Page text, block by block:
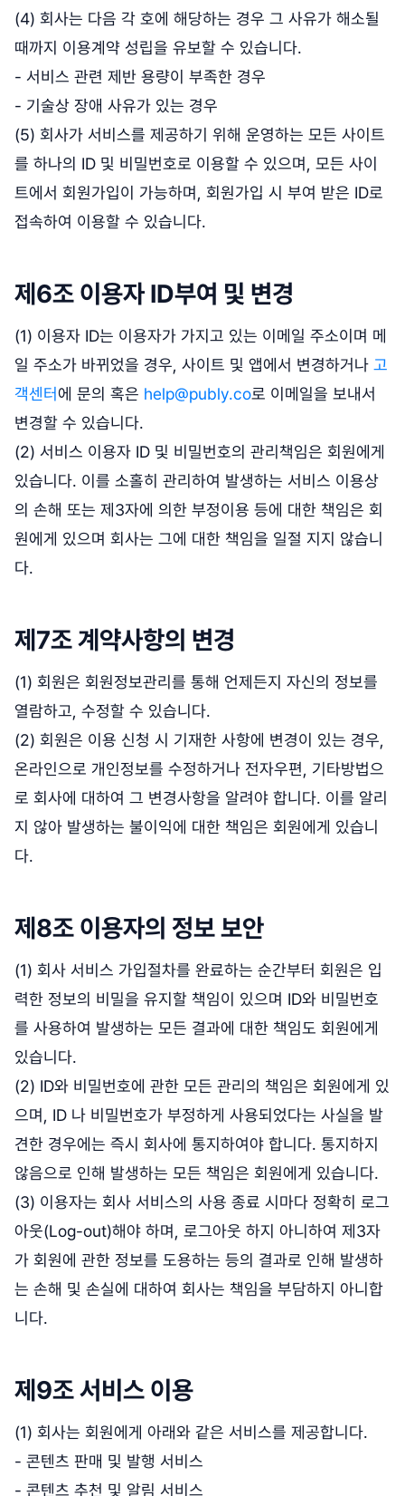
(4) 회사는 다음 각 호에 해당하는 경우 그 사유가 해소될
때까지 이용계약 성립을 유보할 수 있습니다.
- 서비스 관련 제반 용량이 부족한 경우
- 기술상 장애 사유가 있는 경우
(5) 회사가 서비스를 제공하기 위해 운영하는 모든 사이트
를 하나의 ID 및 비밀번호로 이용할 수 있으며, 모든 사이
트에서 회원가입이 가능하며, 회원가입 시 부여 받은 ID로
접속하여 이용할 수 있습니다.
제6조 이용자 ID부여 및 변경
(1) 이용자 ID는 이용자가 가지고 있는 이메일 주소이며 메
일 주소가 바뀌었을 경우, 사이트 및 앱에서 변경하거나 고
객센터에 문의 혹은 help@publy.co로 이메일을 보내서
변경할 수 있습니다.
(2) 서비스 이용자 ID 및 비밀번호의 관리책임은 회원에게
있습니다. 이를 소홀히 관리하여 발생하는 서비스 이용상
의 손해 또는 제3자에 의한 부정이용 등에 대한 책임은 회
원에게 있으며 회사는 그에 대한 책임을 일절 지지 않습니
다.
제7조 계약사항의 변경
(1) 회원은 회원정보관리를 통해 언제든지 자신의 정보를
열람하고, 수정할 수 있습니다.
(2) 회원은 이용 신청 시 기재한 사항에 변경이 있는 경우,
온라인으로 개인정보를 수정하거나 전자우편, 기타방법으
로 회사에 대하여 그 변경사항을 알려야 합니다. 이를 알리
지 않아 발생하는 불이익에 대한 책임은 회원에게 있습니
다.
제8조 이용자의 정보 보안
(1) 회사 서비스 가입절차를 완료하는 순간부터 회원은 입
력한 정보의 비밀을 유지할 책임이 있으며 ID와 비밀번호
를 사용하여 발생하는 모든 결과에 대한 책임도 회원에게
있습니다.
(2) ID와 비밀번호에 관한 모든 관리의 책임은 회원에게 있
으며, ID 나 비밀번호가 부정하게 사용되었다는 사실을 발
견한 경우에는 즉시 회사에 통지하여야 합니다. 통지하지
않음으로 인해 발생하는 모든 책임은 회원에게 있습니다.
(3) 이용자는 회사 서비스의 사용 종료 시마다 정확히 로그
아웃(Log-out)해야 하며, 로그아웃 하지 아니하여 제3자
가 회원에 관한 정보를 도용하는 등의 결과로 인해 발생하
는 손해 및 손실에 대하여 회사는 책임을 부담하지 아니합
니다.
제9조 서비스 이용
(1) 회사는 회원에게 아래와 같은 서비스를 제공합니다.
- 콘텐츠 판매 및 발행 서비스
- 콘텐츠 추천 및 알림 서비스